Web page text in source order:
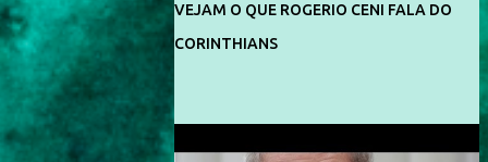
VEJAM O QUE ROGERIO CENI FALA DO
CORINTHIANS